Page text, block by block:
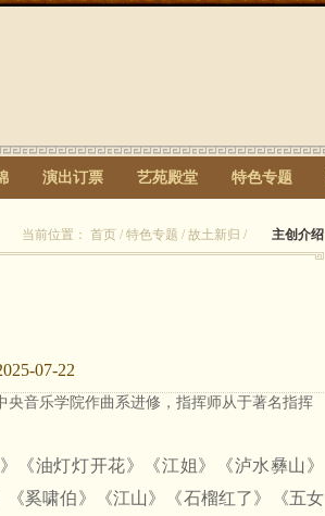
演出订票 艺苑殿堂 特色专题
当前位置： 首页 / 特色专题 / 故土新归 / 主创介绍
07-22
音乐学院作曲系进修，指挥师从于著名指挥
《油灯灯开花》《江姐》《泸水彝山》
《奚啸伯》《江山》《石榴红了》《五女